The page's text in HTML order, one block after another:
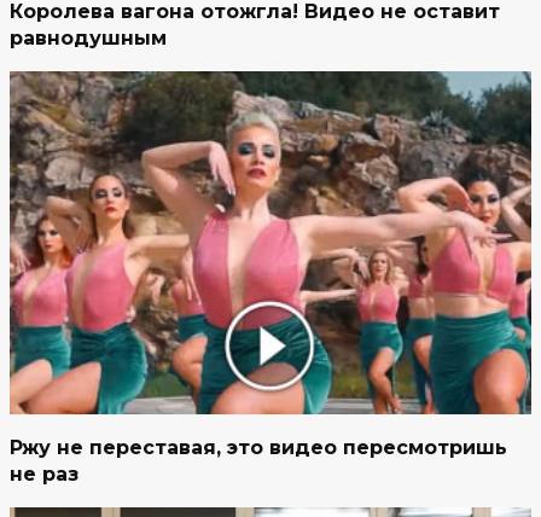
Королева вагона отожгла! Видео не оставит
равнодушным
Ржу не переставая, это видео пересмотришь
не раз